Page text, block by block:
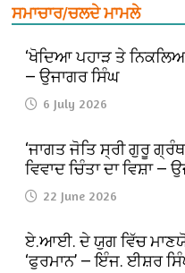
ਸਮਾਚਾਰ/ਚਲਦੇ ਮਾਮਲੇ
‘ਖੋਦਿਆ ਪਹਾੜ ਤੇ ਨਿਕਲਿਆ
— ਉਜਾਗਰ ਸਿੰਘ
6 July 2026
‘ਜਾਗਤ ਜੋਤਿ ਸ੍ਰੀ ਗੁਰੂ
ਵਿਵਾਦ ਚਿੰਤਾ ਦਾ ਵਿਸ਼ਾ —
22 June 2026
ਏ.ਆਈ. ਦੇ ਯੁਗ ਵਿੱਚ
‘ਫੁਰਮਾਨ’ — ਇੰਜ. ਈਸ਼ਰ